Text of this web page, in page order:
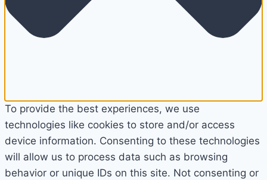
To provide the best experiences, we use
technologies like cookies to store and/or access
device information. Consenting to these technologies
will allow us to process data such as browsing
behavior or unique IDs on this site. Not consenting or